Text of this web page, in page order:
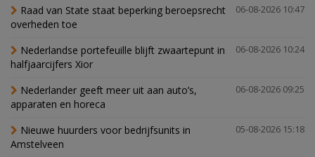
06-08-2026 10:47
Raad van State staat beperking beroepsrecht
overheden toe
06-08-2026 10:24
Nederlandse portefeuille blijft zwaartepunt in
halfjaarcijfers Xior
06-08-2026 09:25
Nederlander geeft meer uit aan auto’s,
apparaten en horeca
05-08-2026 15:18
Nieuwe huurders voor bedrijfsunits in
Amstelveen